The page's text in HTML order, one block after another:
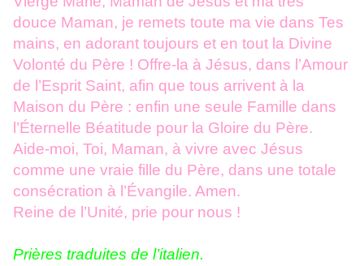
douce Maman, je remets toute ma vie dans Tes
mains, en adorant toujours et en tout la Divine
Volonté du Père ! Offre-la à Jésus, dans l’Amour
de l’Esprit Saint, afin que tous arrivent à la
Maison du Père : enfin une seule Famille dans
l’Éternelle Béatitude pour la Gloire du Père.
Aide-moi, Toi, Maman, à vivre avec Jésus
comme une vraie fille du Père, dans une totale
consécration à l’Évangile. Amen.
Reine de l’Unité, prie pour nous !
Prières traduites de l’italien.